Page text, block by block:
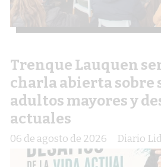
Trenque Lauquen
charla abierta sobre
adultos mayores y
actuales
Diario
06 de agosto de 2026